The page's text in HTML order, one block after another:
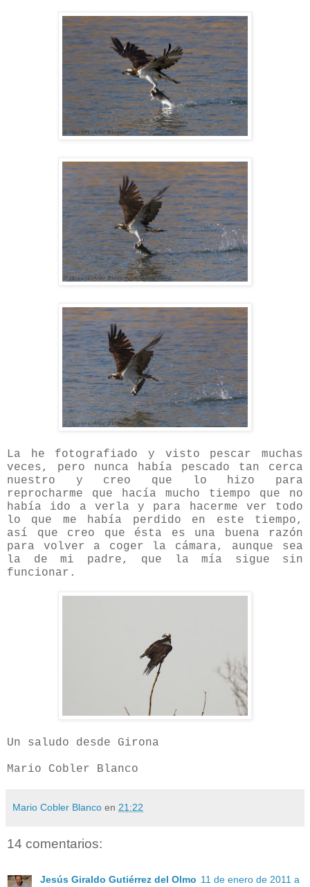
La he fotografiado y visto pescar muchas
veces, pero nunca había pescado tan cerca
nuestro y creo que lo hizo para
reprocharme que hacía mucho tiempo que no
había ido a verla y para hacerme ver todo
lo que me había perdido en este tiempo,
así que creo que ésta es una buena razón
para volver a coger la cámara, aunque sea
la de mi padre, que la mía sigue sin
funcionar.
Un saludo desde Girona
Mario Cobler Blanco
Mario Cobler Blanco en 21:22
14 comentarios:
Jesús Giraldo Gutiérrez del Olmo 11 de enero de 2011 a